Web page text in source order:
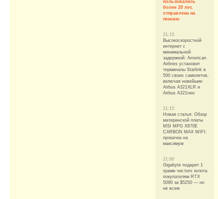
пользовались
более 20 лет,
отправлена на
пенсию
21:15
Высокоскоростной
интернет с
минимальной
задержкой: American
Airlines установит
терминалы Starlink в
500 своих самолетов,
включая новейшие
Airbus A321XLR и
Airbus A321neo
21:15
Новая статья: Обзор
материнской платы
MSI MPG X870E
CARBON MAX WIFI:
прокачка на
максимум
21:00
Gigabyte подарит 1
грамм чистого золота
покупателям RTX
5090 за $5250 — но
не всем